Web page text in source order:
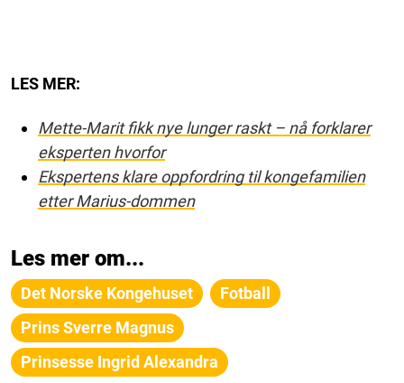
LES MER:
Mette-Marit fikk nye lunger raskt – nå forklarer
eksperten hvorfor
Ekspertens klare oppfordring til kongefamilien
etter Marius-dommen
Les mer om...
Det Norske Kongehuset
Fotball
Prins Sverre Magnus
Prinsesse Ingrid Alexandra